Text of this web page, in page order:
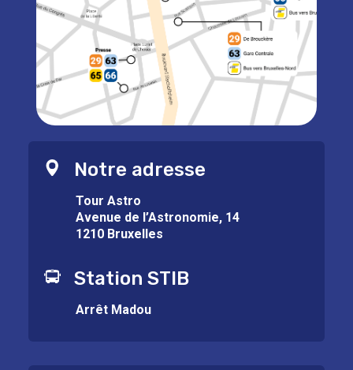
Notre adresse
Tour Astro
Avenue de l’Astronomie, 14
1210 Bruxelles
Station STIB
Arrêt Madou